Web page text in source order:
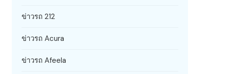
ข่าวรถ 212
ข่าวรถ Acura
ข่าวรถ Afeela